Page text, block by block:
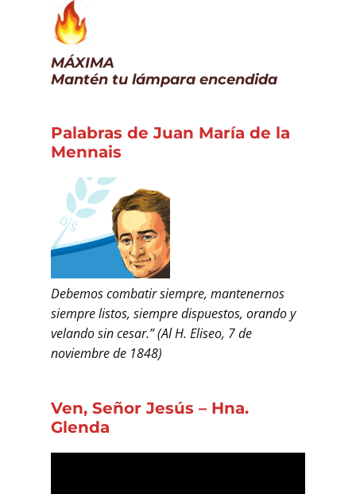
MÁXIMA
Mantén tu lámpara encendida
Palabras de Juan María de la
Mennais
Debemos com­batir siempre, mantenernos
siempre listos, siempre dis­puestos, orando y
velando sin cesar.”(Al H. Eliseo, 7 de
noviembre de 1848)
Ven, Señor Jesús – Hna.
Glenda